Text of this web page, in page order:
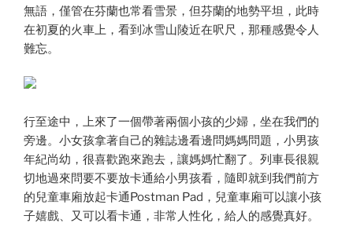
無語，僅管在芬蘭也常看雪景，但芬蘭的地勢平坦，此時
在初夏的火車上，看到冰雪山陵近在呎尺，那種感覺令人
難忘。
行至途中，上來了一個帶著兩個小孩的少婦，坐在我們的
旁邊。小女孩拿著自己的雜誌邊看邊問媽媽問題，小男孩
年紀尚幼，很喜歡跑來跑去，讓媽媽忙翻了。列車長很親
切地過來問要不要放卡通給小男孩看，隨即就到我們前方
的兒童車廂放起卡通Postman Pad，兒童車廂可以讓小孩
子嬉戲、又可以看卡通，非常人性化，給人的感覺真好。